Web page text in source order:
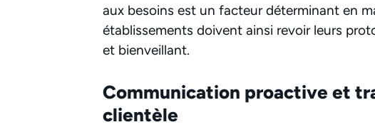
aux besoins est un facteur déterminant en
établissements doivent ainsi revoir leurs
et bienveillant.
Communication proactive et
clientèle